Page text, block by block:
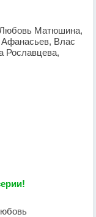
Любовь Матюшина,
Влас
Рославцева,